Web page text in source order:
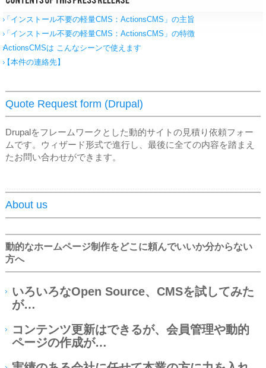
「インストール不要の軽量CMS：ActionsCMS」の主旨
「インストール不要の軽量CMS：ActionsCMS」の特徴
ActionsCMSは こんなシーンで使えます
【本件の連絡先】
Quote Request form (Drupal)
Drupalをフレームワークとした動的サイトの見積り依頼フォー
ムです。ウィザード形式で進行し、最後に全ての内容を踏まえ
たお問い合わせができます。
About us
動的なホームページ制作をどこに頼んでいいか分からない
方へ
いろいろなOpen Source、CMSを試してみた
が…
コンテンツ更新はできるが、会員管理や動的
ページの作成が…